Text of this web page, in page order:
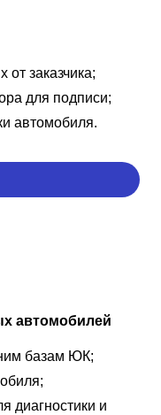
заказчика;
для подписи;
автомобиля.
автомобилей
базам ЮК;
диагностики и